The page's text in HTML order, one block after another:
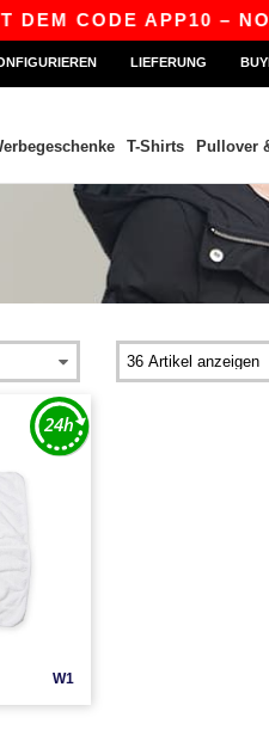
CODE APP10 –
LIEFERUNG
T-Shirts Pullover
W1